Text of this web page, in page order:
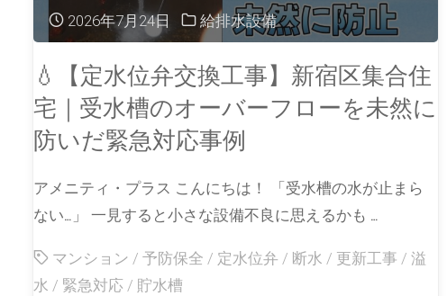
2026年7月24日 給排水設備
💧【定水位弁交換工事】新宿区集合住
宅｜受水槽のオーバーフローを未然に
防いだ緊急対応事例
アメニティ・プラス こんにちは！ 「受水槽の水が止まら
ない…」 一見すると小さな設備不良に思えるかも …
マンション / 予防保全 / 定水位弁 / 断水 / 更新工事 / 溢
水 / 緊急対応 / 貯水槽